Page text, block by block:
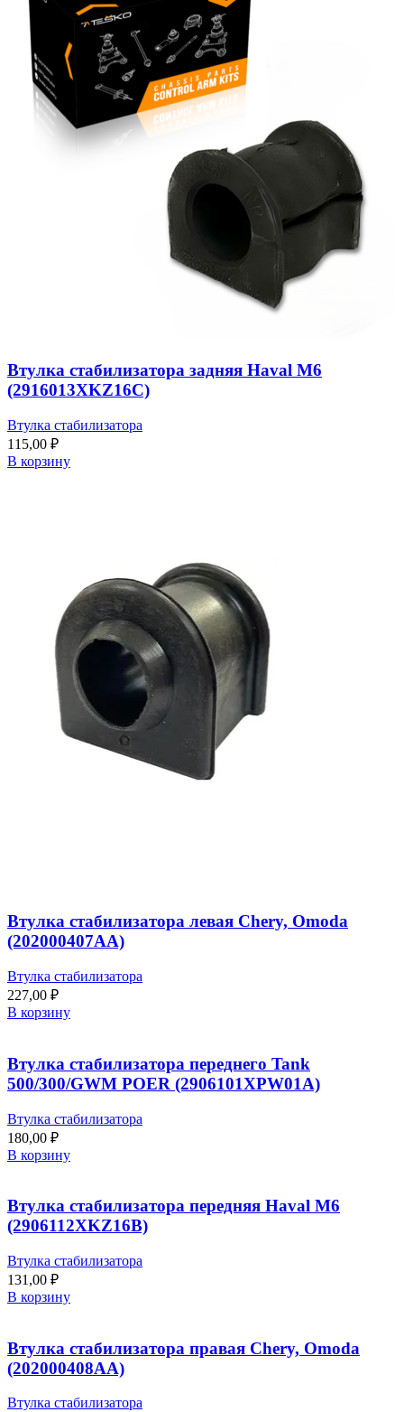
Втулка стабилизатора задняя Haval M6
(2916013XKZ16C)
Втулка стабилизатора
115,00 ₽
В корзину
Втулка стабилизатора левая Chery, Omoda
(202000407AA)
Втулка стабилизатора
227,00 ₽
В корзину
Втулка стабилизатора переднего Tank
500/300/GWM POER (2906101XPW01A)
Втулка стабилизатора
180,00 ₽
В корзину
Втулка стабилизатора передняя Haval M6
(2906112XKZ16B)
Втулка стабилизатора
131,00 ₽
В корзину
Втулка стабилизатора правая Chery, Omoda
(202000408AA)
Втулка стабилизатора